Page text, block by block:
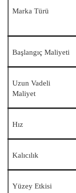
Marka Türü
Başlangıç ​​Maliyeti
Uzun Vadeli
Maliyet
Hız
Kalıcılık
Yüzey Etkisi